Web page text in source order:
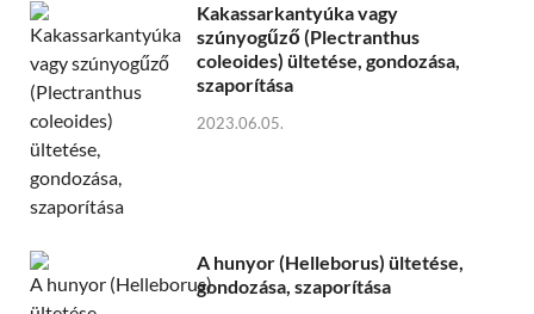
Kakassarkantyúka vagy
szúnyogűző (Plectranthus
coleoides) ültetése, gondozása,
szaporítása
2023.06.05.
A hunyor (Helleborus) ültetése,
gondozása, szaporítása